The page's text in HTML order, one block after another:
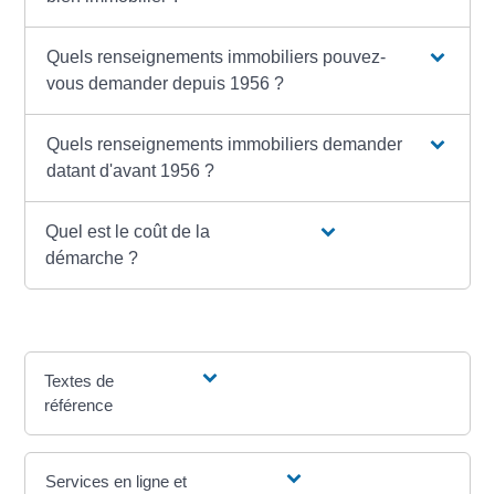
Quels renseignements immobiliers pouvez-
vous demander depuis 1956 ?
Quels renseignements immobiliers demander
datant d'avant 1956 ?
Quel est le coût de la
démarche ?
Textes de
référence
Services en ligne et